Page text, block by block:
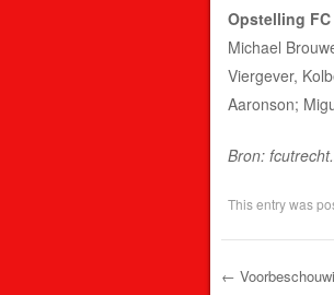
Opstelling
Michael
Viergever,
Aaronson;
Bron:
This entry was
←